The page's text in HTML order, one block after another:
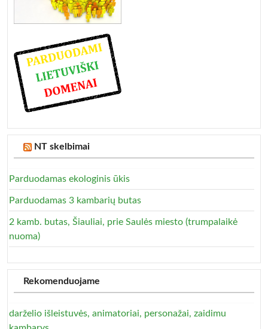
NT skelbimai
Parduodamas ekologinis ūkis
Parduodamas 3 kambarių butas
2 kamb. butas, Šiauliai, prie Saulės miesto (trumpalaikė
nuoma)
Rekomenduojame
darželio išleistuvės, animatoriai, personažai, zaidimu